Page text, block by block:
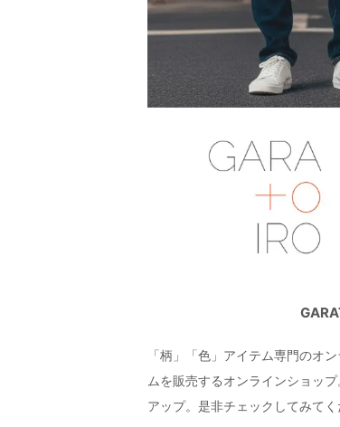
「柄」「色」アイテム専門のオ
ムを販売するオンラインショッ
アップ。是非チェックしてみてく